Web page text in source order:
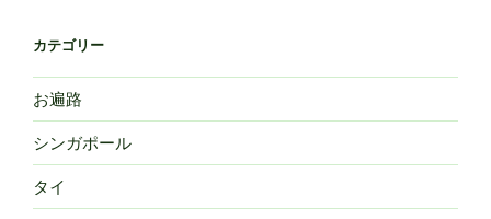
カテゴリー
お遍路
シンガポール
タイ